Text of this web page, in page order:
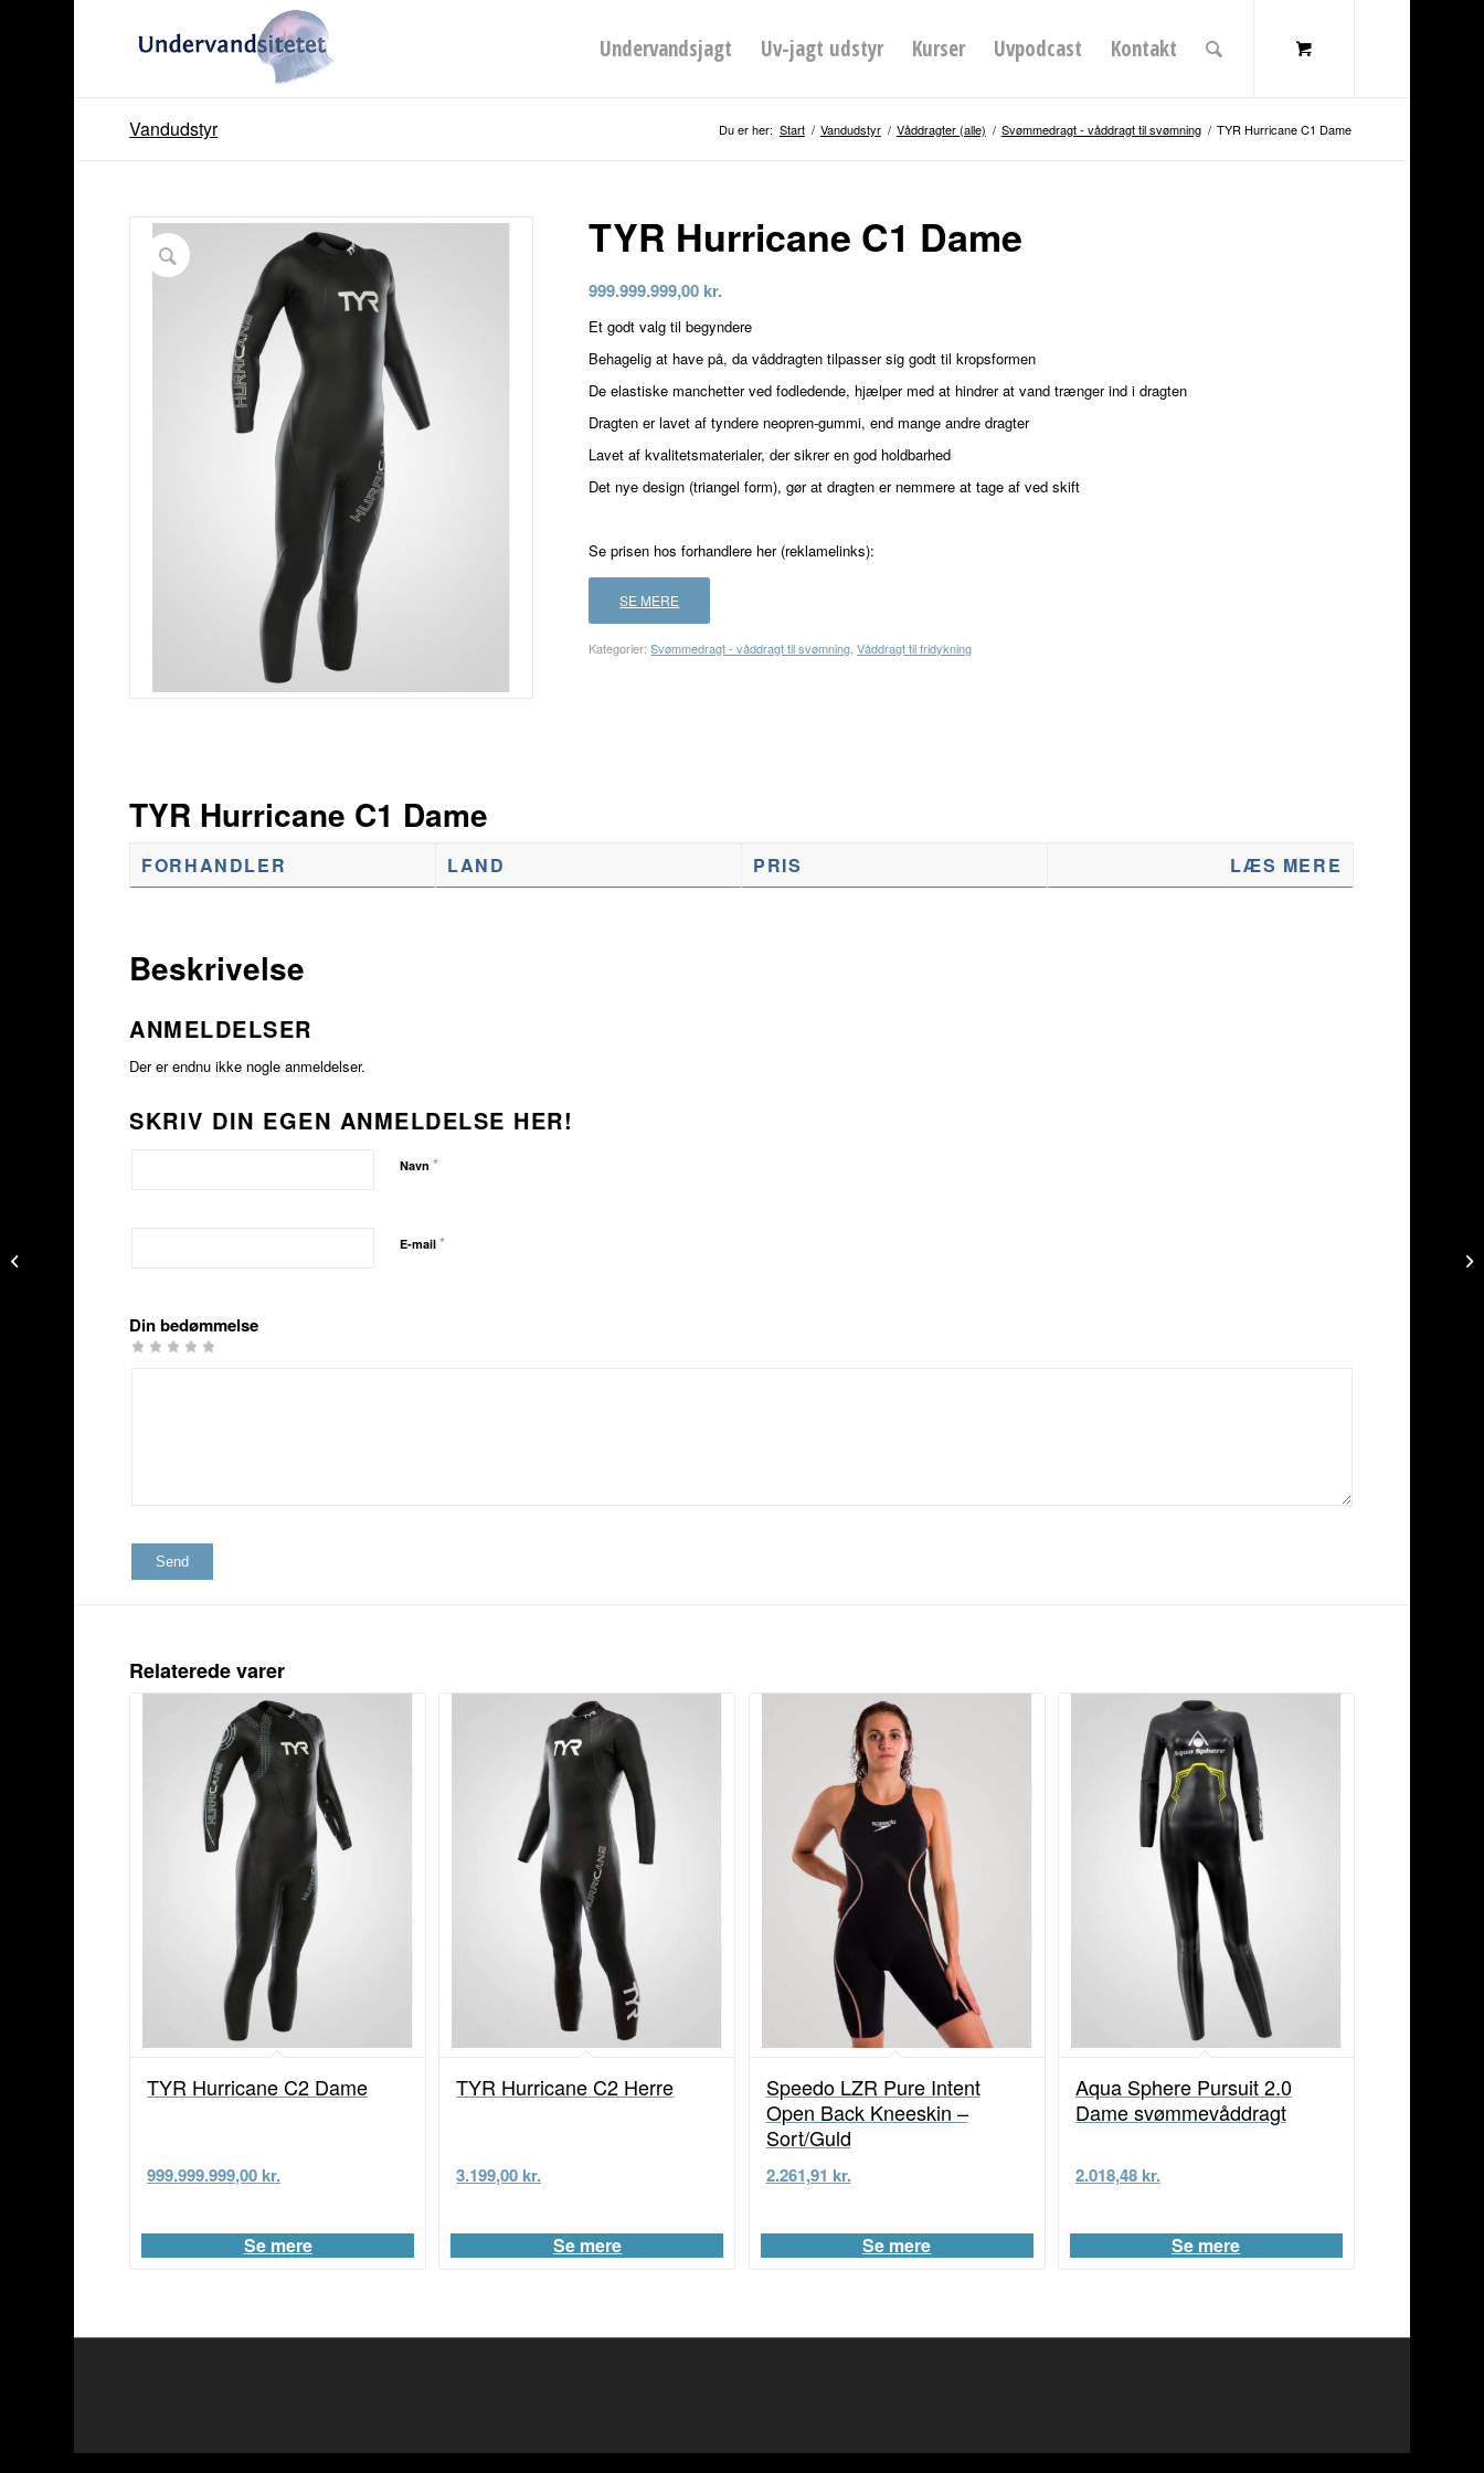
Undervandsjagt Uv-jagt udstyr Kurser Uvpodcast Kontakt
Vandudstyr Du er her: Start / Vandudstyr / Våddragter (alle) / Svømmedragt - våddragt til svømning / TYR Hurricane C1 Dame
TYR Hurricane C1 Dame
999.999.999,00 kr.
Et godt valg til begyndere
Behagelig at have på, da våddragten tilpasser sig godt til kropsformen
De elastiske manchetter ved fodledende, hjælper med at hindrer at vand trænger ind i dragten
Dragten er lavet af tyndere neopren-gummi, end mange andre dragter
Lavet af kvalitetsmaterialer, der sikrer en god holdbarhed
Det nye design (triangel form), gør at dragten er nemmere at tage af ved skift
Se prisen hos forhandlere her (reklamelinks):
SE MERE
Kategorier:Svømmedragt - våddragt til svømning,Våddragt til fridykning
TYR Hurricane C1 Dame
FORHANDLER LAND PRIS LÆS MERE
Beskrivelse
ANMELDELSER
Der er endnu ikke nogle anmeldelser.
SKRIV DIN EGEN ANMELDELSE HER!
Navn*
E-mail*
Din bedømmelse
Relaterede varer
TYR Hurricane C2 Dame
999.999.999,00 kr.
Se mere
TYR Hurricane C2 Herre
3.199,00 kr.
Se mere
Speedo LZR Pure Intent
Open Back Kneeskin –
Sort/Guld
2.261,91 kr.
Se mere
Aqua Sphere Pursuit 2.0
Dame svømmevåddragt
2.018,48 kr.
Se mere